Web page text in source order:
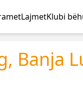
LajmetKlubi
Banja